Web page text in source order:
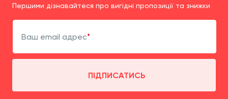
Першими дізнавайтеся про вигідні пропозиції та знижки
Ваш email адрес
ПІДПИСАТИСЬ